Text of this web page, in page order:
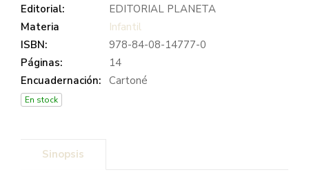
Editorial:
EDITORIAL PLANETA
Materia
Infantil
ISBN:
978-84-08-14777-0
Páginas:
14
Encuadernación: Cartoné
En stock
Sinopsis